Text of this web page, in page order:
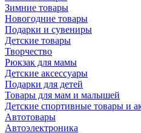
Зимние товары
Новогодние товары
Подарки и сувениры
Детские товары
Творчество
Рюкзак для мамы
Детские аксессуары
Подарки для детей
Товары для мам и малышей
Детские спортивные товары и
Автотовары
Автоэлектроника